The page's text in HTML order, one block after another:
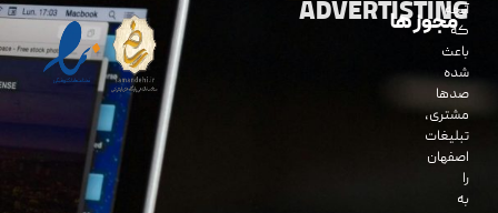
ADVERTISTING
آنچه
که
باعث
شده
صدها
مشتری،
تبلیغات
اصفهان
را
به
مجوز ها